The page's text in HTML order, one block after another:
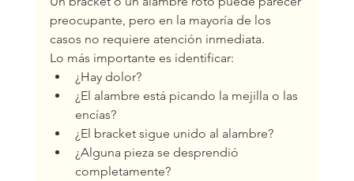
preocupante, pero en la mayoría de los
casos no requiere atención inmediata.
Lo más importante es identificar:
¿Hay dolor?
¿El alambre está picando la mejilla o las
encías?
¿El bracket sigue unido al alambre?
¿Alguna pieza se desprendió
completamente?